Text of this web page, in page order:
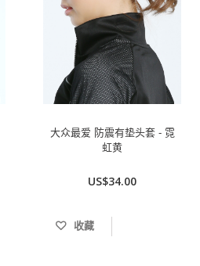
大众最爱 防震有垫头套 - 霓
虹黄
US$34.00
收藏